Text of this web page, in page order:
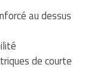
au dessus
de courte